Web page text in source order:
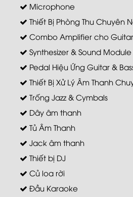
Microphone
Thiết Bị Phòng Thu Chuyên
Combo Amplifier cho Guitar
Synthesizer & Sound
Pedal Hiệu Ứng Guitar &
Thiết Bị Xử Lý Âm Thanh
Trống Jazz & Cymbals
Dây âm thanh
Tủ Âm Thanh
Jack âm thanh
Thiết bị DJ
Củ loa rời
Đầu Karaoke